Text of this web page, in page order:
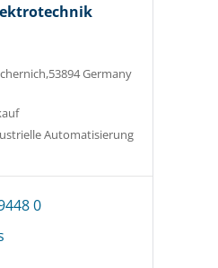
Germany
Automatisierung
0